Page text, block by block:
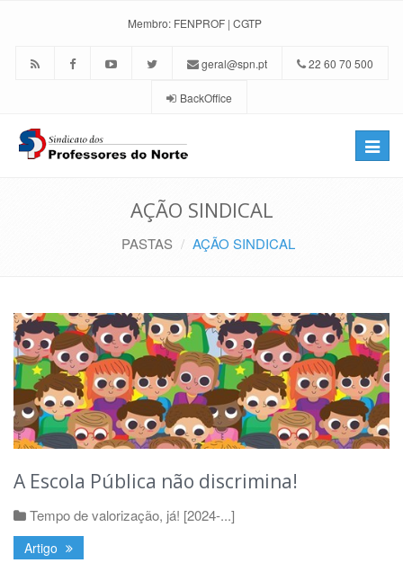
Membro: FENPROF | CGTP
geral@spn.pt 22 60 70 500
BackOffice
Toggle
AÇÃO SINDICAL
PASTAS AÇÃO SINDICAL
A Escola Pública não discrimina!
Tempo de valorização, já! [2024-...]
Artigo